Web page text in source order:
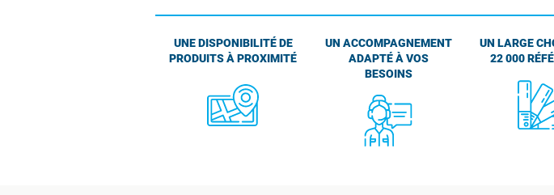
UNE DISPONIBILITÉ DE
PRODUITS À PROXIMITÉ
UN ACCOMPAGNEMENT
ADAPTÉ À VOS
BESOINS
UN LARGE
22 000